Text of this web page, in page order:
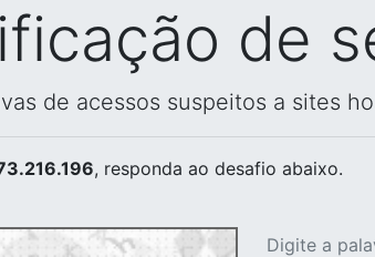
de
de acessos suspeitos a sites
, responda ao desafio abaixo.
Digite a